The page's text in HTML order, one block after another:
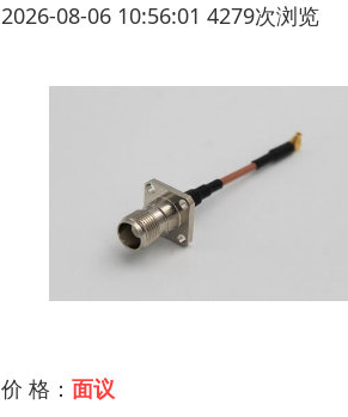
2026-08-06 10:56:01 4279次浏览
价 格： 面议